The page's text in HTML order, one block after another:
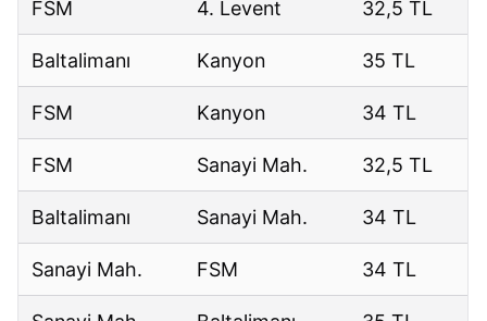
FSM 4. Levent 32,5 TL
Baltalimanı Kanyon 35 TL
FSM Kanyon 34 TL
FSM Sanayi Mah. 32,5 TL
Baltalimanı Sanayi Mah. 34 TL
Sanayi Mah. FSM 34 TL